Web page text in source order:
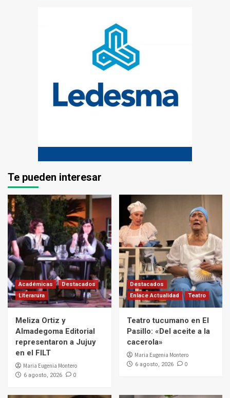
Te pueden interesar
Académicas
Destacados
Literarura
Meliza Ortiz y
Almadegoma Editorial
representaron a Jujuy
en el FILT
Maria Eugenia Montero
6 agosto, 2026 0
Destacados
Enlace Actualidad
Teatro
Teatro tucumano en El
Pasillo: «Del aceite a la
cacerola»
Maria Eugenia Montero
6 agosto, 2026 0